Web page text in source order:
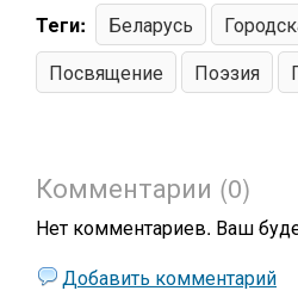
Теги: Беларусь
Посвящение
Поэзия
Комментарии (0)
Нет комментариев. Ваш
Добавить комментарий